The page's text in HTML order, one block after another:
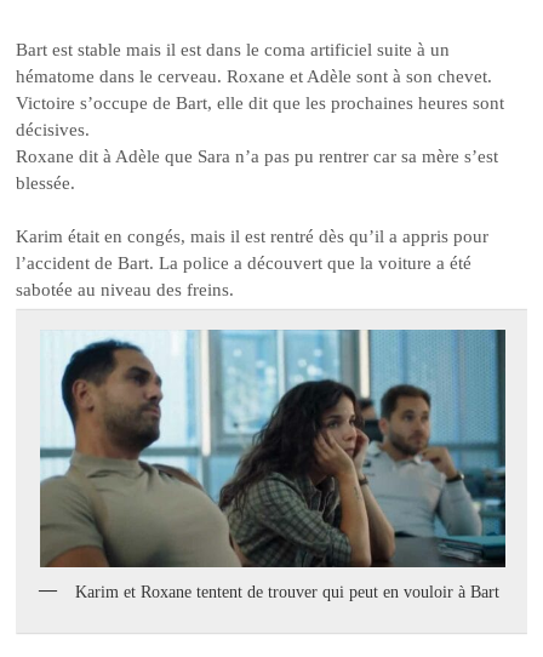
Bart est stable mais il est dans le coma artificiel suite à un
hématome dans le cerveau. Roxane et Adèle sont à son chevet.
Victoire s’occupe de Bart, elle dit que les prochaines heures sont
décisives.
Roxane dit à Adèle que Sara n’a pas pu rentrer car sa mère s’est
blessée.
Karim était en congés, mais il est rentré dès qu’il a appris pour
l’accident de Bart. La police a découvert que la voiture a été
sabotée au niveau des freins.
Karim et Roxane tentent de trouver qui peut en vouloir à Bart